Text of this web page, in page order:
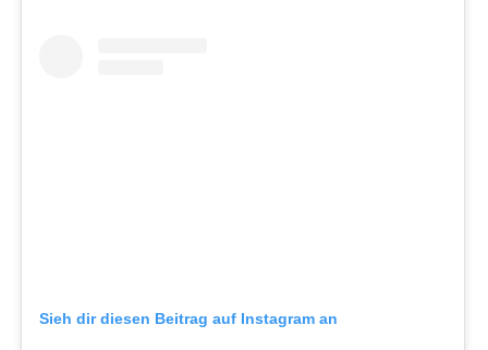
Sieh dir diesen Beitrag auf Instagram an